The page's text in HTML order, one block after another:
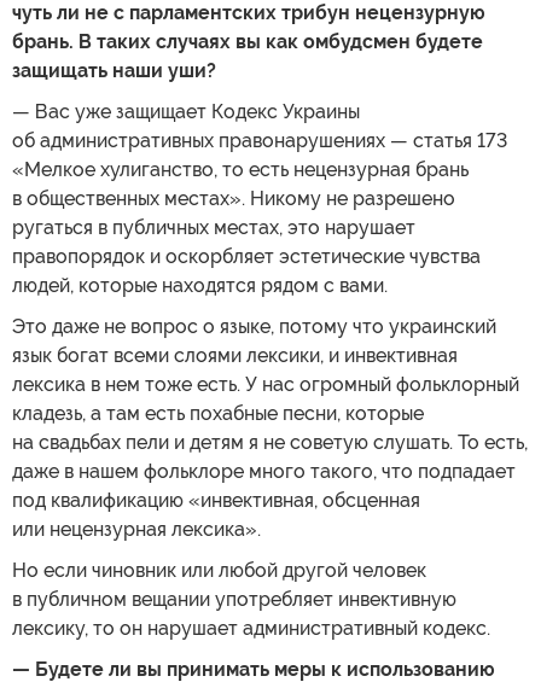
чуть ли не с парламентских трибун нецензурную
брань. В таких случаях вы как омбудсмен будете
защищать наши уши?
— Вас уже защищает Кодекс Украины
об административных правонарушениях — статья 173
«Мелкое хулиганство, то есть нецензурная брань
в общественных местах». Никому не разрешено
ругаться в публичных местах, это нарушает
правопорядок и оскорбляет эстетические чувства
людей, которые находятся рядом с вами.
Это даже не вопрос о языке, потому что украинский
язык богат всеми слоями лексики, и инвективная
лексика в нем тоже есть. У нас огромный фольклорный
кладезь, а там есть похабные песни, которые
на свадьбах пели и детям я не советую слушать. То есть,
даже в нашем фольклоре много такого, что подпадает
под квалификацию «инвективная, обсценная
или нецензурная лексика».
Но если чиновник или любой другой человек
в публичном вещании употребляет инвективную
лексику, то он нарушает административный кодекс.
— Будете ли вы принимать меры к использованию